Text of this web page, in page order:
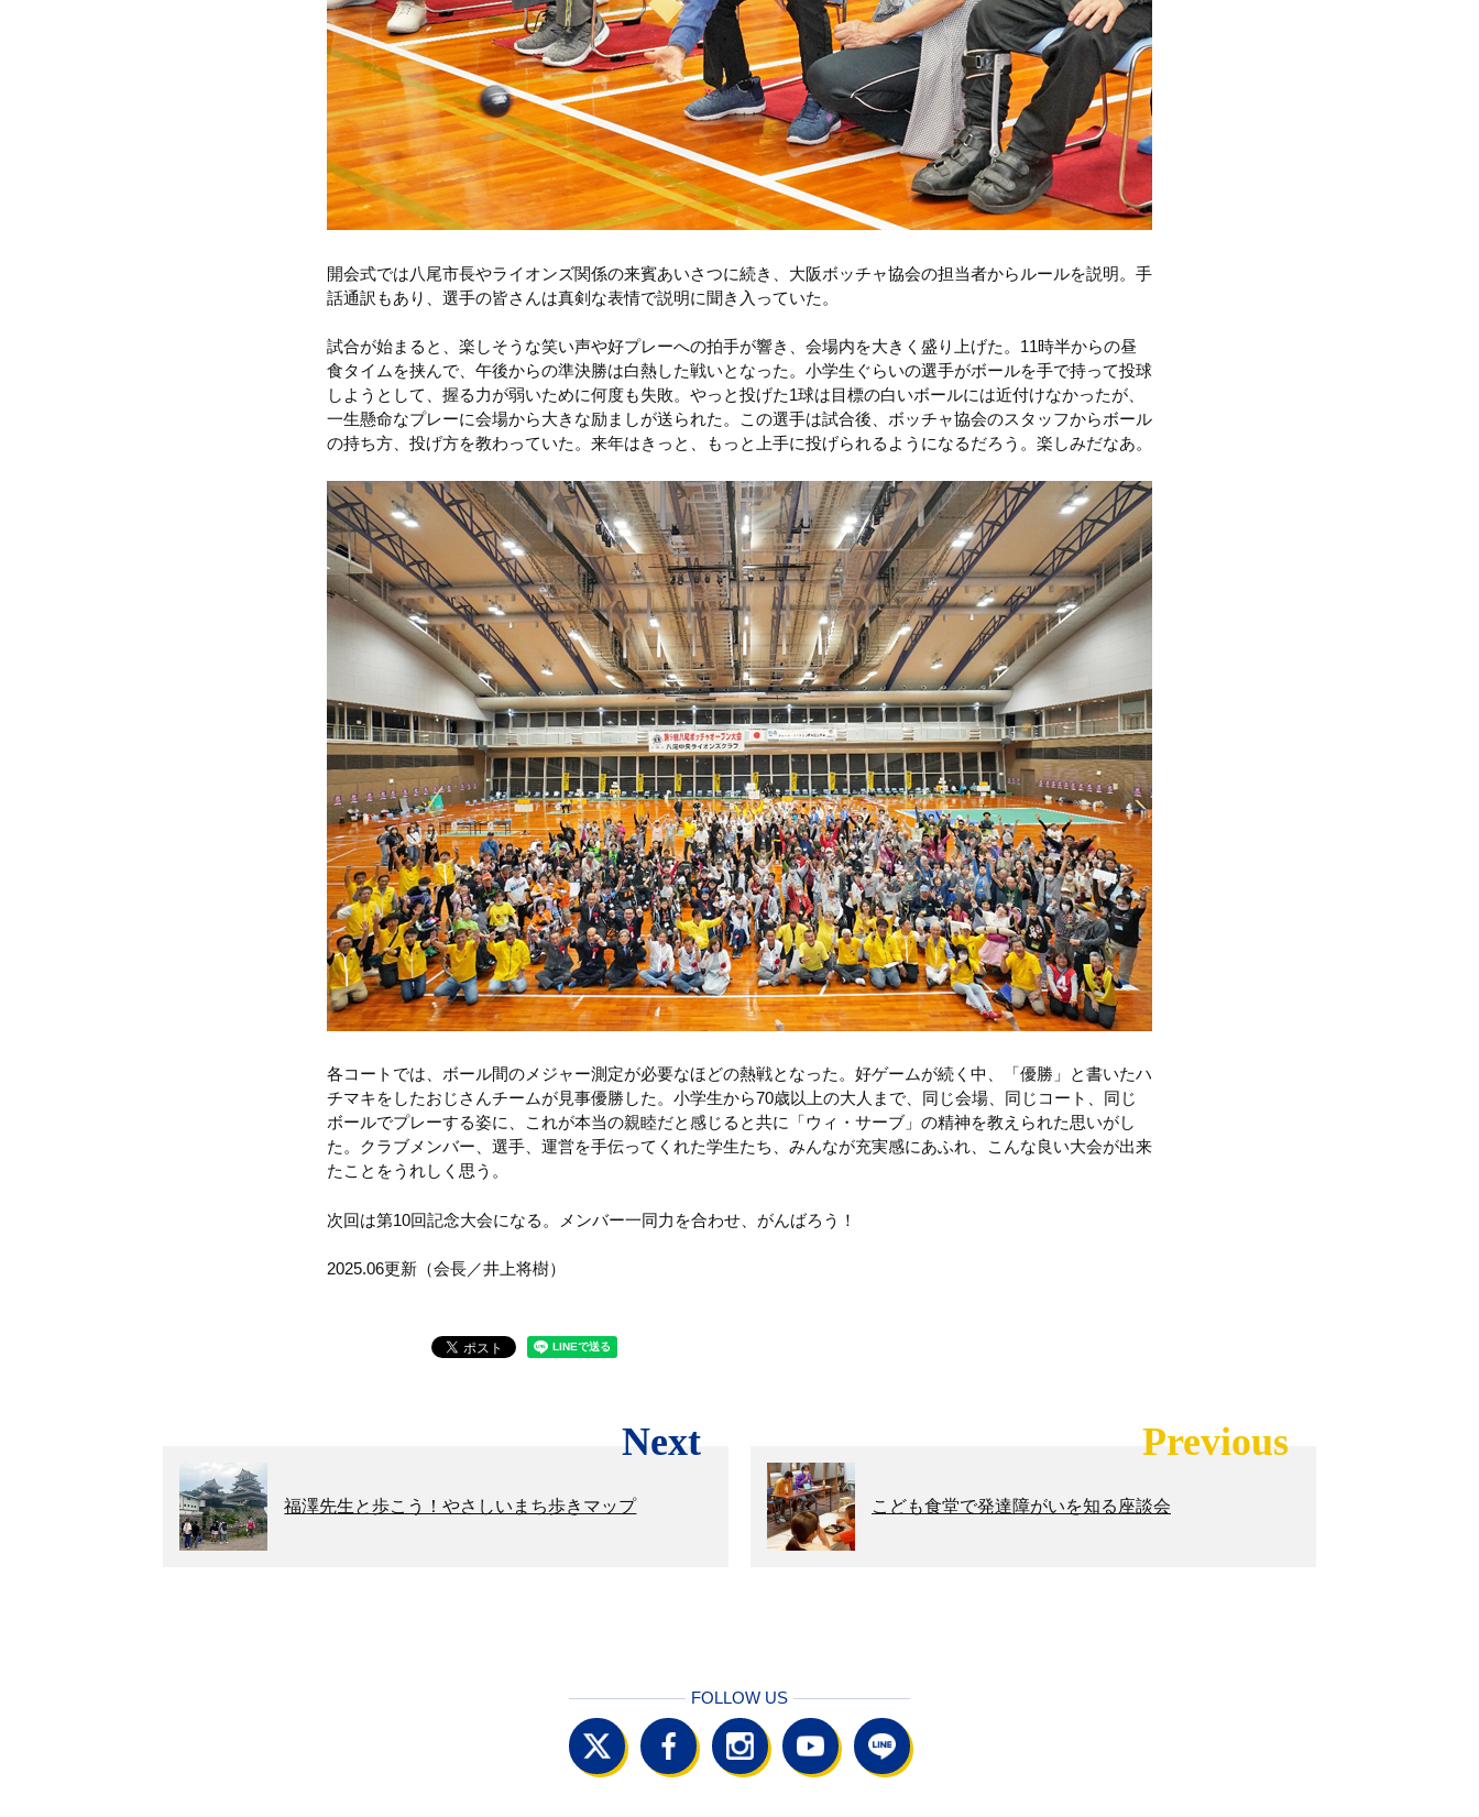
開会式では八尾市長やライオンズ関係の来賓あいさつに続き、大阪ボッチャ協会の担当者からルールを説明。手
話通訳もあり、選手の皆さんは真剣な表情で説明に聞き入っていた。
試合が始まると、楽しそうな笑い声や好プレーへの拍手が響き、会場内を大きく盛り上げた。11時半からの昼
食タイムを挟んで、午後からの準決勝は白熱した戦いとなった。小学生ぐらいの選手がボールを手で持って投球
しようとして、握る力が弱いために何度も失敗。やっと投げた1球は目標の白いボールには近付けなかったが、
一生懸命なプレーに会場から大きな励ましが送られた。この選手は試合後、ボッチャ協会のスタッフからボール
の持ち方、投げ方を教わっていた。来年はきっと、もっと上手に投げられるようになるだろう。楽しみだなあ。
各コートでは、ボール間のメジャー測定が必要なほどの熱戦となった。好ゲームが続く中、「優勝」と書いたハ
チマキをしたおじさんチームが見事優勝した。小学生から70歳以上の大人まで、同じ会場、同じコート、同じ
ボールでプレーする姿に、これが本当の親睦だと感じると共に「ウィ・サーブ」の精神を教えられた思いがし
た。クラブメンバー、選手、運営を手伝ってくれた学生たち、みんなが充実感にあふれ、こんな良い大会が出来
たことをうれしく思う。
次回は第10回記念大会になる。メンバー一同力を合わせ、がんばろう！
2025.06更新（会長／井上将樹）
Next
福澤先生と歩こう！やさしいまち歩きマップ
Previous
こども食堂で発達障がいを知る座談会
FOLLOW US